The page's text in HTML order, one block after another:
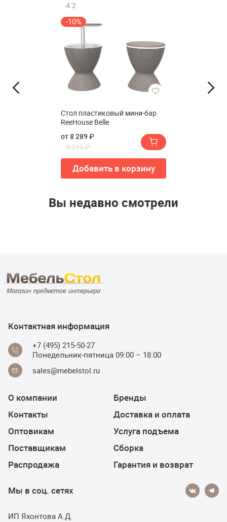
4.2
-10%
Стол пластиковый мини-бар
ReeHouse Belle
от 8 289 ₽
9 210 ₽
Добавить в корзину
Вы недавно смотрели
Контактная информация
+7 (495) 215-50-27
Понедельник-пятница 09:00 – 18:00
sales@mebelstol.ru
О компании
Контакты
Оптовикам
Поставщикам
Распродажа
Бренды
Доставка и оплата
Услуга подъема
Сборка
Гарантия и возврат
Мы в соц. сетях
ИП Яхонтова А.Д.